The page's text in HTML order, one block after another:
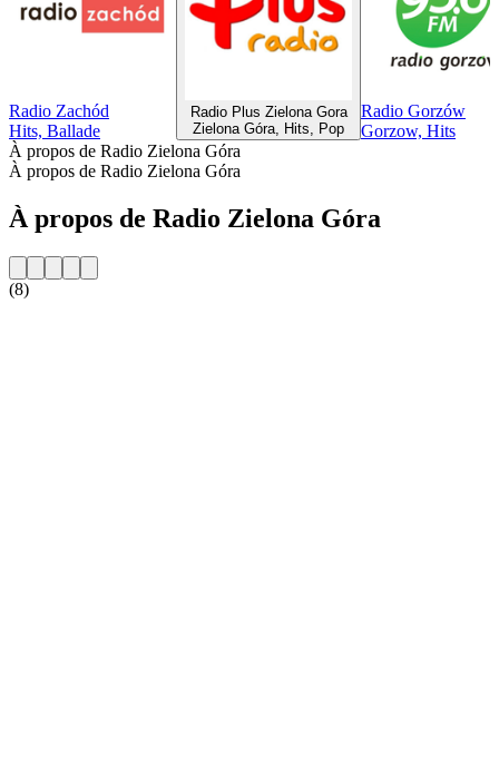
Radio Zachód
Hits, Ballade
Radio Plus Zielona Gora
Zielona Góra, Hits, Pop
Radio Gorzów
Gorzow, Hits
À propos de Radio Zielona Góra
À propos de Radio Zielona Góra
À propos de Radio Zielona Góra
(8)